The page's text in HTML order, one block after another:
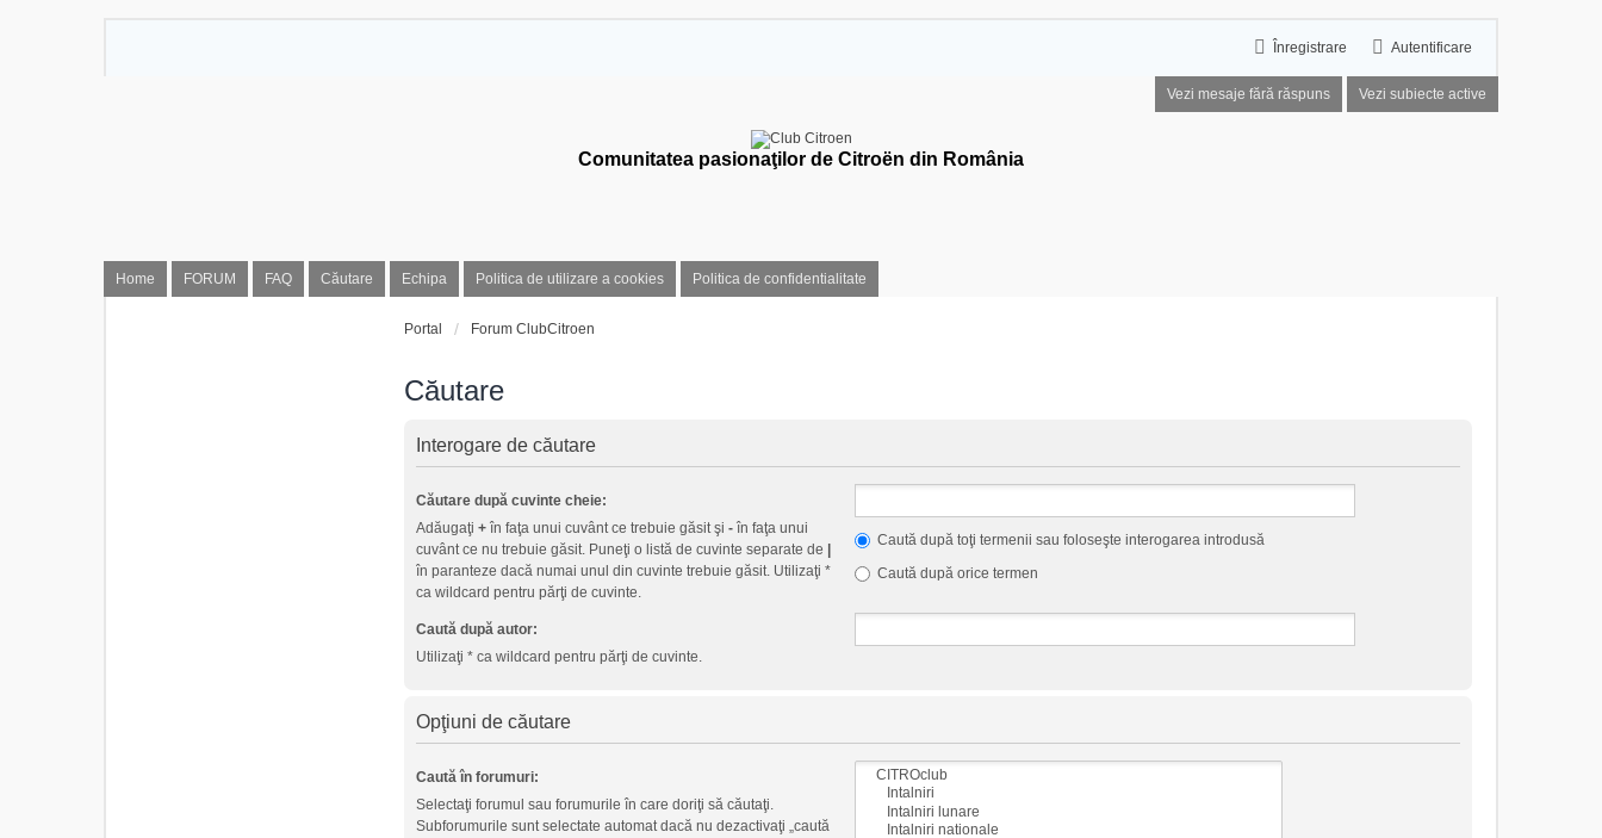
Autentificare
Înregistrare
Vezi mesaje fără răspuns Vezi subiecte active
Home FORUM FAQ Căutare Echipa Politica de utilizare a cookies Politica de confidentialitate
Comunitatea pasionaţilor de Citroën din România
Portal Forum ClubCitroen
Căutare
Interogare de căutare
Căutare după cuvinte cheie:
Adăugaţi + în faţa unui cuvânt ce trebuie găsit şi - în faţa unui
cuvânt ce nu trebuie găsit. Puneţi o listă de cuvinte separate de
în paranteze dacă numai unul din cuvinte trebuie găsit. Utilizaţi *
ca wildcard pentru părţi de cuvinte.
Caută după toţi termenii sau foloseşte interogarea introdusă
Caută după orice termen
Caută după autor:
Utilizaţi * ca wildcard pentru părţi de cuvinte.
Opţiuni de căutare
Caută în forumuri:
Selectaţi forumul sau forumurile în care doriţi să căutaţi.
Subforumurile sunt selectate automat dacă nu dezactivaţi „caută